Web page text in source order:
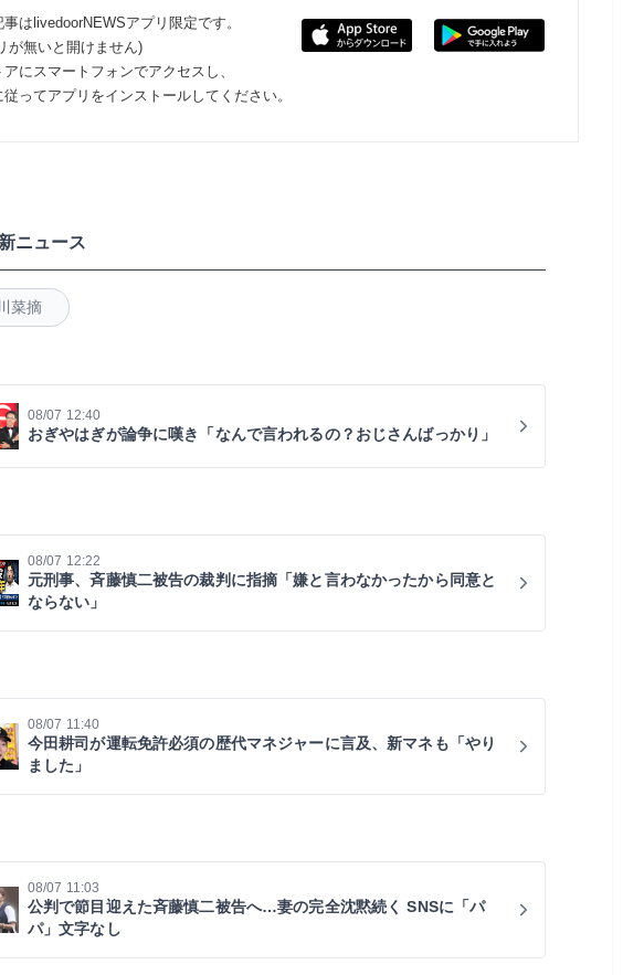
事はlivedoorNEWSアプリ限定です。
が無いと開けません)
にスマートフォンでアクセスし、
従ってアプリをインストールしてください。
ニュース
菜摘
08/07 12:40
おぎやはぎが論争に嘆き「なんで言われるの？おじさんばっかり」
08/07 12:22
元刑事、斉藤慎二被告の裁判に指摘「嫌と言わなかったから同意と
ならない」
08/07 11:40
今田耕司が運転免許必須の歴代マネジャーに言及、新マネも「やり
ました」
08/07 11:03
公判で節目迎えた斉藤慎二被告へ…妻の完全沈黙続く SNSに「パ
パ」文字なし